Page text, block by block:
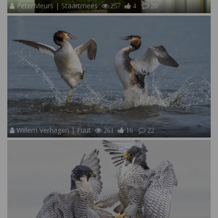
PeterMeurs | Staartmees 257 4 20
Willem Verhagen | Fuut 261 16 22